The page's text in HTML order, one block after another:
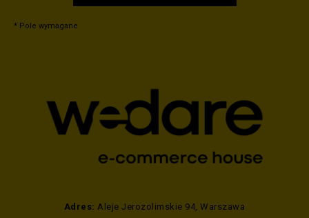
* Pole wymagane
Adres: Aleje Jerozolimskie 94, Warszawa